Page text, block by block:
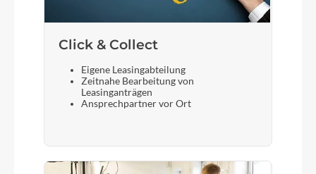
Click & Collect
Eigene Leasingabteilung
Zeitnahe Bearbeitung von
Leasinganträgen
Ansprechpartner vor Ort